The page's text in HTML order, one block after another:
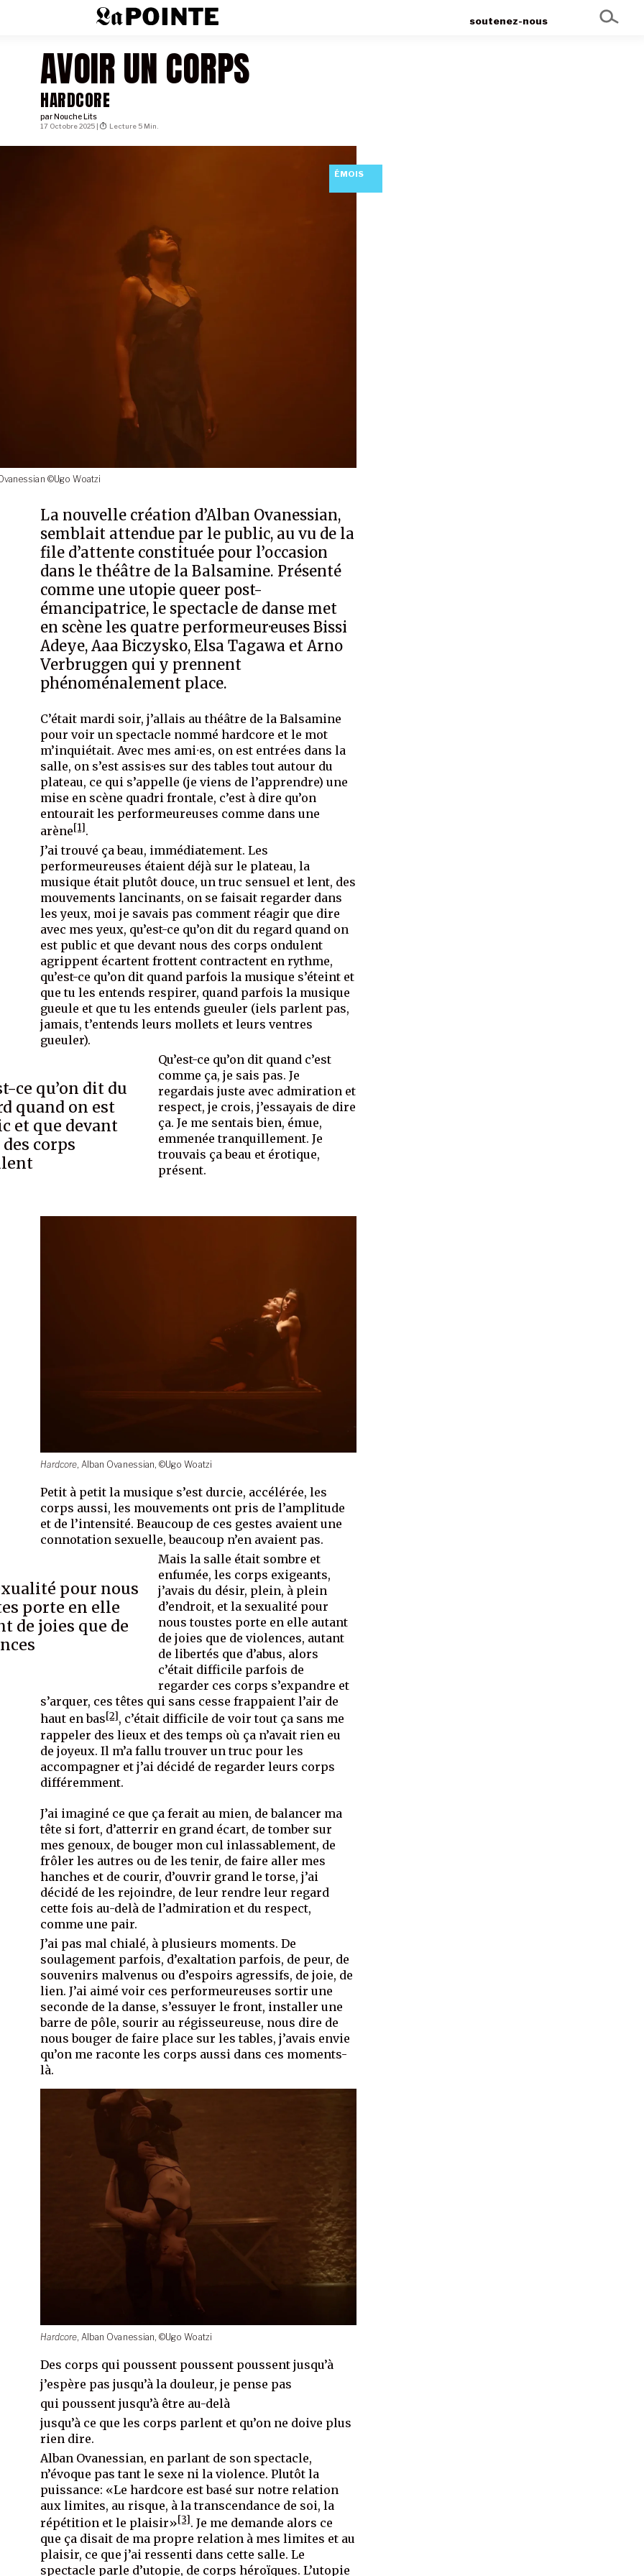
soutenez-nous
©Ugo Woatzi
AVOIR UN CORPS
HARDCORE
ÉMOIS
par Nouche Lits
La nouvelle création d’Alban Ovanessian,
semblait attendue par le public, au vu de la
file d’attente constituée pour l’occasion
dans le théâtre de la Balsamine. Présenté
comme une utopie queer post-
émancipatrice, le spectacle de danse met
en scène les quatre performeur·euses Bissi
Adeye, Aaa Biczysko, Elsa Tagawa et Arno
Verbruggen qui y prennent
phénoménalement place.
17 Octobre 2025 | Lecture 5 Min.
C’était mardi soir, j’allais au théâtre de la Balsamine
pour voir un spectacle nommé hardcore et le mot
m’inquiétait. Avec mes ami⸱es, on est entré·es dans la
salle, on s’est assis·es sur des tables tout autour du
plateau, ce qui s’appelle (je viens de l’apprendre) une
mise en scène quadri frontale, c’est à dire qu’on
entourait les performeureuses comme dans une
arène[1].
J’ai trouvé ça beau, immédiatement. Les
performeureuses étaient déjà sur le plateau, la
musique était plutôt douce, un truc sensuel et lent, des
mouvements lancinants, on se faisait regarder dans
les yeux, moi je savais pas comment réagir que dire
avec mes yeux, qu’est-ce qu’on dit du regard quand on
est public et que devant nous des corps ondulent
agrippent écartent frottent contractent en rythme,
qu’est-ce qu’on dit quand parfois la musique s’éteint et
que tu les entends respirer, quand parfois la musique
gueule et que tu les entends gueuler (iels parlent pas,
jamais, t’entends leurs mollets et leurs ventres
gueuler).
ce qu’on dit du
quand on est
et que devant
corps
Qu’est-ce qu’on dit quand c’est
comme ça, je sais pas. Je
regardais juste avec admiration et
respect, je crois, j’essayais de dire
ça. Je me sentais bien, émue,
emmenée tranquillement. Je
trouvais ça beau et érotique,
présent.
Hardcore, Alban Ovanessian, ©Ugo Woatzi
Petit à petit la musique s’est durcie, accélérée, les
corps aussi, les mouvements ont pris de l’amplitude
et de l’intensité. Beaucoup de ces gestes avaient une
connotation sexuelle, beaucoup n’en avaient pas.
pour nous
porte en elle
de joies que de
Mais la salle était sombre et
enfumée, les corps exigeants,
j’avais du désir, plein, à plein
d’endroit, et la sexualité pour
nous toustes porte en elle autant
de joies que de violences, autant
de libertés que d’abus, alors
c’était difficile parfois de
regarder ces corps s’expandre et
s’arquer, ces têtes qui sans cesse frappaient l’air de
haut en bas[2], c’était difficile de voir tout ça sans me
rappeler des lieux et des temps où ça n’avait rien eu
de joyeux. Il m’a fallu trouver un truc pour les
accompagner et j’ai décidé de regarder leurs corps
différemment.
J’ai imaginé ce que ça ferait au mien, de balancer ma
tête si fort, d’atterrir en grand écart, de tomber sur
mes genoux, de bouger mon cul inlassablement, de
frôler les autres ou de les tenir, de faire aller mes
hanches et de courir, d’ouvrir grand le torse, j’ai
décidé de les rejoindre, de leur rendre leur regard
cette fois au-delà de l’admiration et du respect,
comme une pair.
J’ai pas mal chialé, à plusieurs moments. De
soulagement parfois, d’exaltation parfois, de peur, de
souvenirs malvenus ou d’espoirs agressifs, de joie, de
lien. J’ai aimé voir ces performeureuses sortir une
seconde de la danse, s’essuyer le front, installer une
barre de pôle, sourir au régisseureuse, nous dire de
nous bouger de faire place sur les tables, j’avais envie
qu’on me raconte les corps aussi dans ces moments-
là.
Hardcore, Alban Ovanessian, ©Ugo Woatzi
Des corps qui poussent poussent poussent jusqu’à
j’espère pas jusqu’à la douleur, je pense pas
qui poussent jusqu’à être au-delà
jusqu’à ce que les corps parlent et qu’on ne doive plus
rien dire.
Alban Ovanessian, en parlant de son spectacle,
n’évoque pas tant le sexe ni la violence. Plutôt la
puissance: «Le hardcore est basé sur notre relation
aux limites, au risque, à la transcendance de soi, la
répétition et le plaisir»[3]. Je me demande alors ce
que ça disait de ma propre relation à mes limites et au
plaisir, ce que j’ai ressenti dans cette salle. Le
spectacle parle d’utopie, de corps héroïques. L’utopie